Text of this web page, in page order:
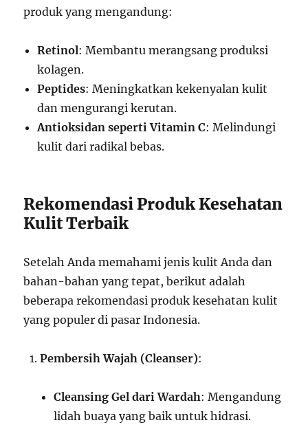
produk yang mengandung:
Retinol: Membantu merangsang produksi
kolagen.
Peptides: Meningkatkan kekenyalan kulit
dan mengurangi kerutan.
Antioksidan seperti Vitamin C: Melindungi
kulit dari radikal bebas.
Rekomendasi Produk Kesehatan
Kulit Terbaik
Setelah Anda memahami jenis kulit Anda dan
bahan-bahan yang tepat, berikut adalah
beberapa rekomendasi produk kesehatan kulit
yang populer di pasar Indonesia.
Pembersih Wajah (Cleanser):
Cleansing Gel dari Wardah: Mengandung
lidah buaya yang baik untuk hidrasi.